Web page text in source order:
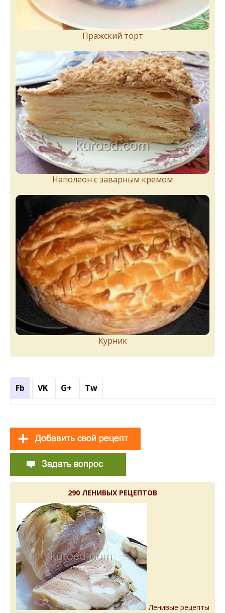
Пражский торт
Наполеон с заварным кремом
Курник
Fb VK G+ Tw
290 ЛЕНИВЫХ РЕЦЕПТОВ
Ленивые рецепты